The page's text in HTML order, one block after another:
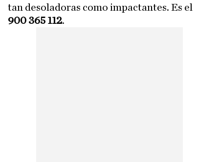
tan desoladoras como impactantes. Es el
900 365 112.